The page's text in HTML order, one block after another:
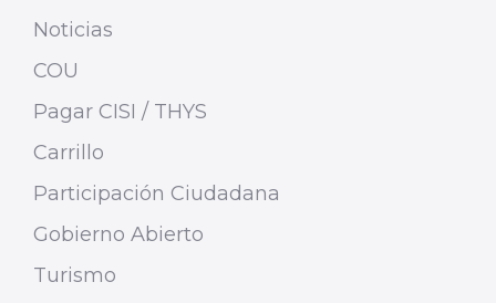
Noticias
COU
Pagar CISI / THYS
Carrillo
Participación Ciudadana
Gobierno Abierto
Turismo